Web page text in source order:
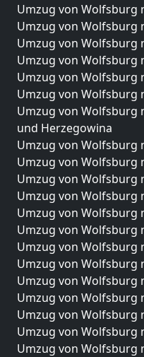
Umzug von Wolfsburg
Umzug von Wolfsburg
Umzug von Wolfsburg
Umzug von Wolfsburg
Umzug von Wolfsburg
Umzug von Wolfsburg
Umzug von Wolfsburg
und Herzegowina
Umzug von Wolfsburg
Umzug von Wolfsburg
Umzug von Wolfsburg
Umzug von Wolfsburg
Umzug von Wolfsburg
Umzug von Wolfsburg
Umzug von Wolfsburg
Umzug von Wolfsburg
Umzug von Wolfsburg
Umzug von Wolfsburg
Umzug von Wolfsburg
Umzug von Wolfsburg
Umzug von Wolfsburg